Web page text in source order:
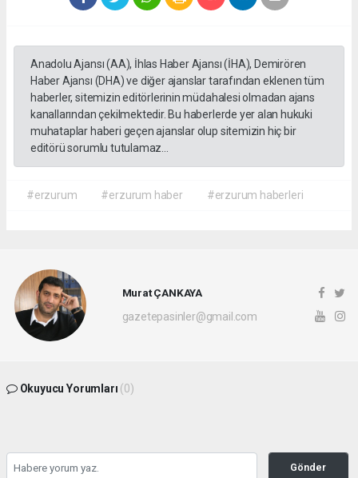
Anadolu Ajansı (AA), İhlas Haber Ajansı (İHA), Demirören
Haber Ajansı (DHA) ve diğer ajanslar tarafından eklenen tüm
haberler, sitemizin editörlerinin müdahalesi olmadan ajans
kanallarından çekilmektedir. Bu haberlerde yer alan hukuki
muhataplar haberi geçen ajanslar olup sitemizin hiç bir
editörü sorumlu tutulamaz...
#erzurum #erzurum haber #erzurum haberleri
Murat ÇANKAYA
gazetepasinler@gmail.com
Okuyucu Yorumları (0)
Gönder